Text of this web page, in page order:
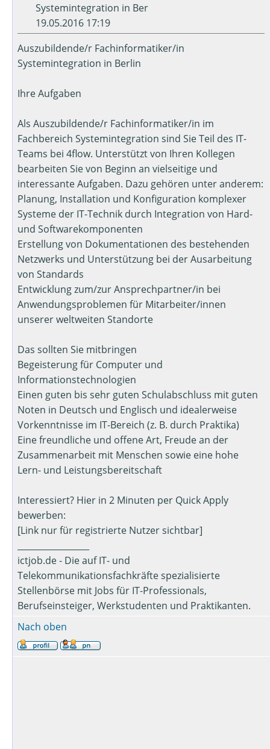
Systemintegration in Ber
19.05.2016 17:19
Auszubildende/r Fachinformatiker/in
Systemintegration in Berlin
Ihre Aufgaben
Als Auszubildende/r Fachinformatiker/in im
Fachbereich Systemintegration sind Sie Teil des IT-
Teams bei 4flow. Unterstützt von Ihren Kollegen
bearbeiten Sie von Beginn an vielseitige und
interessante Aufgaben. Dazu gehören unter anderem:
Planung, Installation und Konfiguration komplexer
Systeme der IT-Technik durch Integration von Hard-
und Softwarekomponenten
Erstellung von Dokumentationen des bestehenden
Netzwerks und Unterstützung bei der Ausarbeitung
von Standards
Entwicklung zum/zur Ansprechpartner/in bei
Anwendungsproblemen für Mitarbeiter/innen
unserer weltweiten Standorte
Das sollten Sie mitbringen
Begeisterung für Computer und
Informationstechnologien
Einen guten bis sehr guten Schulabschluss mit guten
Noten in Deutsch und Englisch und idealerweise
Vorkenntnisse im IT-Bereich (z. B. durch Praktika)
Eine freundliche und offene Art, Freude an der
Zusammenarbeit mit Menschen sowie eine hohe
Lern- und Leistungsbereitschaft
Interessiert? Hier in 2 Minuten per Quick Apply
bewerben:
[Link nur für registrierte Nutzer sichtbar]
ictjob.de - Die auf IT- und
Telekommunikationsfachkräfte spezialisierte
Stellenbörse mit Jobs für IT-Professionals,
Berufseinsteiger, Werkstudenten und Praktikanten.
Nach oben